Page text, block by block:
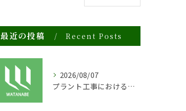
最近の投稿 Recent Posts
2026/08/07
プラント工事における足場工事の安全対策と施工の重要性